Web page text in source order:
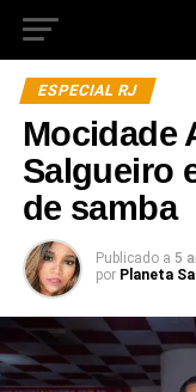
ESPECIAL RJ
Mocidade
Salgueiro
de samba
Publicado a 5
por Planeta